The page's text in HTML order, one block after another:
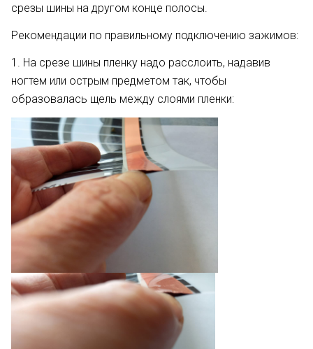
срезы шины на другом конце полосы.
Рекомендации по правильному подключению зажимов:
1. На срезе шины пленку надо расслоить, надавив
ногтем или острым предметом так, чтобы
образовалась щель между слоями пленки: